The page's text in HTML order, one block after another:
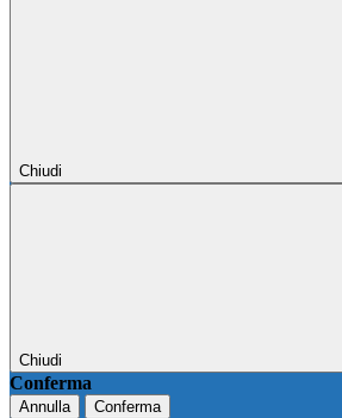
Chiudi
Chiudi
Conferma
Annulla Conferma